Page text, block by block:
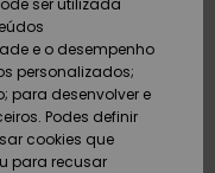
ser utilizada
e o desempenho
personalizados;
para desenvolver e
Podes definir
cookies que
para recusar